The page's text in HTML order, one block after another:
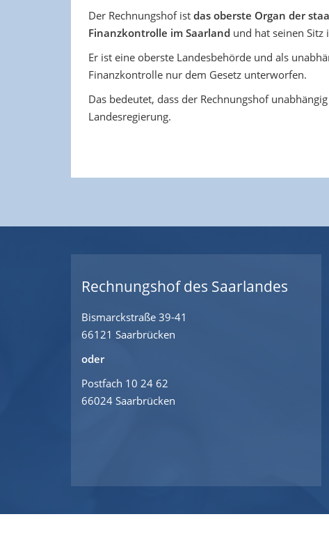
Der Rechnungshof ist das oberste Organ der
Finanzkontrolle im Saarland und hat seinen Sitz
Er ist eine oberste Landesbehörde und als
Finanzkontrolle nur dem Gesetz unterworfen.
Das bedeutet, dass der Rechnungshof
Landesregierung.
Rechnungshof des Saarlandes
Bismarckstraße 39-41
66121 Saarbrücken
oder
Postfach 10 24 62
66024 Saarbrücken